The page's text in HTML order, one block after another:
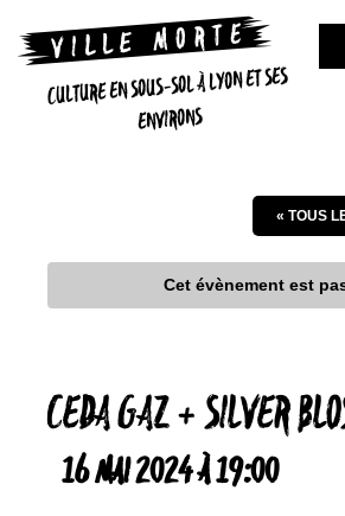
CULTURE EN SOUS-SOL À LYON ET SES
ENVIRONS
« TOUS
Cet évènement est
CEDA GAZ + SILVER
16 MAI 2024 À 19:00